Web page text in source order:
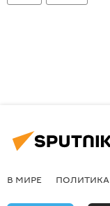
В МИРЕ ПОЛИТИКА